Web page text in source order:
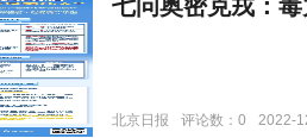
七问奥密克戎：
北京日报 评论数：0 2022-